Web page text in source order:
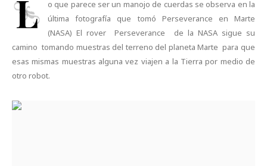
L
o que parece ser un manojo de cuerdas se observa en la
última fotografía que tomó Perseverance en Marte
(NASA) El rover Perseverance de la NASA sigue su
camino tomando muestras del terreno del planeta Marte para que
esas mismas muestras alguna vez viajen a la Tierra por medio de
otro robot.